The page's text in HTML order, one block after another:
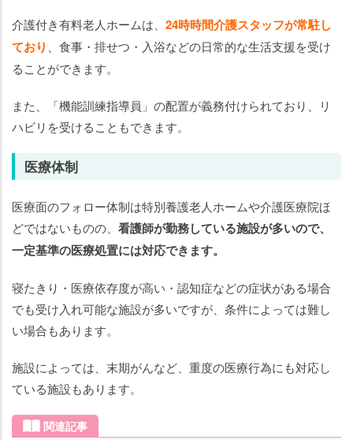
介護付き有料老人ホームは、 24時時間介護スタッフが常駐し
ており
、食事・排せつ・入浴などの日常的な生活支援を受け
ることができます。
また、「機能訓練指導員」の配置が義務付けられており、リ
ハビリを受けることもできます。
医療体制
医療面のフォロー体制は特別養護老人ホームや介護医療院ほ
どではないものの、 看護師が勤務している施設が多いので、
一定基準の医療処置には対応できます。
寝たきり・医療依存度が高い・認知症などの症状がある場合
でも受け入れ可能な施設が多いですが、条件によっては難し
い場合もあります。
施設によっては、末期がんなど、重度の医療行為にも対応し
ている施設もあります。
関連記事